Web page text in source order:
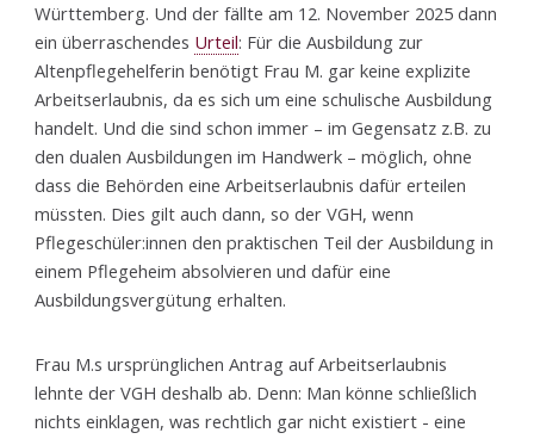
Württemberg. Und der fällte am 12. November 2025 dann
ein überraschendes Urteil: Für die Ausbildung zur
Altenpflege­helferin benötigt Frau M. gar keine explizite
Arbeitserlaubnis, da es sich um eine schulische Ausbildung
handelt. Und die sind schon immer – im Gegensatz z.B. zu
den dualen Ausbil­dungen im Handwerk – möglich, ohne
dass die Behörden eine Arbeitserlaubnis dafür ertei­len
müssten. Dies gilt auch dann, so der VGH, wenn
Pflegeschüler:innen den praktischen Teil der Ausbildung in
einem Pflegeheim absolvieren und dafür eine
Ausbildungsvergütung erhalten.
Frau M.s ursprünglichen Antrag auf Arbeitserlaubnis
lehnte der VGH deshalb ab. Denn: Man könne schließlich
nichts einklagen, was rechtlich gar nicht existiert - eine